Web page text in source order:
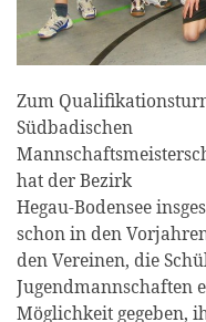
Zum
Südbadischen
hat der Bezirk
Hegau-Bodensee
schon in den
den Vereinen, die
Jugendmannschaften
Möglichkeit gegeben,